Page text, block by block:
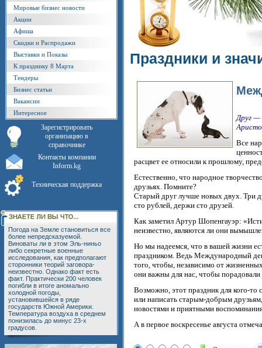
Мировые бизнес новости
Акции
Афиша
Скидки и Распродажи
Выставки и Показы
К празднику 8 Марта
Тендеры
Бизнес статьи
Вакансии
Интересное
Зарегистрировать
организацию в
справочнике
Контакты компании
Inform.kg
Техническая поддержка
Погода на Земле становиться все
более непредсказуемой.
Виноваты ли в этом Эль-ниньо
либо секретные военные
исследования, как предполагают
сторонники теорий заговора-
неизвестно. Однако факт есть
факт. Практически 200 человек
погибли в итоге аномально
холодной погоды,
установившейся в ряде
государств Южной Америки.
Температура воздуха в среднем
понизилась до минус 23-х
градусов.
Праздники и
Друг —
Все
расцвет ее относили к прошлому,
Естественно, что народное
друзьях. Помните?
Старый друг лучше новых двух. Три
сто рублей, держи сто друзей.
Как заметил Артур Шопенгауэр:
неизвестно, являются ли они
Но мы надеемся, что в вашей жизни
праздником. Ведь Международный
того, чтобы, независимо от
они важны для нас, чтобы порадовали
Возможно, этот праздник для кого-то
или написать старым-добрым
новостями и приятными
А в первое воскресенье августа